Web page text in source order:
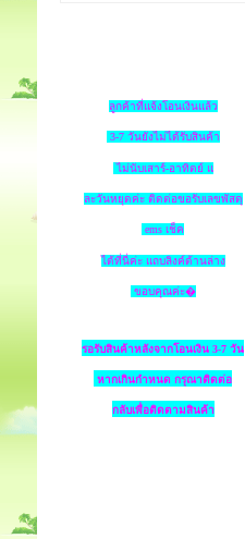
ลูกค้าที่แจ้งโอนเงินแล้ว
3-7 วันยังไม่ได้รับสินค้า
ไม่นับเสาร์-อาทิตย์ แ
ละวันหยุดค่ะ ติดต่อขอรับเลขพัสดุ
ems เช็ค
ได้ที่นี่ค่ะ แถบลิงค์ด้านล่าง
ขอบคุณค่ะ�
รอรับสินค้าหลังจากโอนเงิน 3-7 วัน
หากเกินกำหนด กรุณาติดต่อ
กลับเพื่อติดตามสินค้า